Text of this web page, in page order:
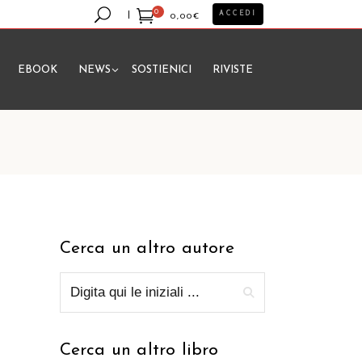
0
0,00€
prodotto nel carrello.
ACCEDI
EBOOK NEWS SOSTIENICI RIVISTE
Cerca un altro autore
Cerca un altro libro